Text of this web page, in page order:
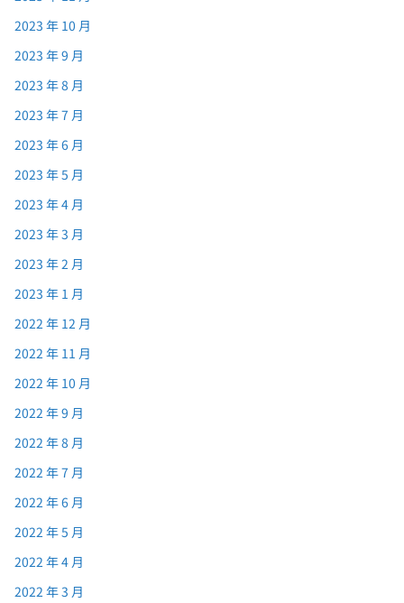
2023 年 10 月
2023 年 9 月
2023 年 8 月
2023 年 7 月
2023 年 6 月
2023 年 5 月
2023 年 4 月
2023 年 3 月
2023 年 2 月
2023 年 1 月
2022 年 12 月
2022 年 11 月
2022 年 10 月
2022 年 9 月
2022 年 8 月
2022 年 7 月
2022 年 6 月
2022 年 5 月
2022 年 4 月
2022 年 3 月